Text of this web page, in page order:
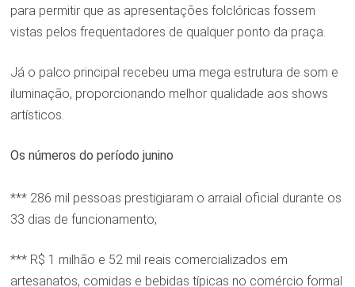
para permitir que as apresentações folclóricas fossem
vistas pelos frequentadores de qualquer ponto da praça.
Já o palco principal recebeu uma mega estrutura de som e
iluminação, proporcionando melhor qualidade aos shows
artísticos.
Os números do período junino
*** 286 mil pessoas prestigiaram o arraial oficial durante os
33 dias de funcionamento;
*** R$ 1 milhão e 52 mil reais comercializados em
artesanatos, comidas e bebidas típicas no comércio formal